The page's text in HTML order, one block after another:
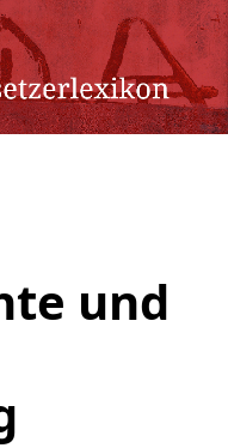
und